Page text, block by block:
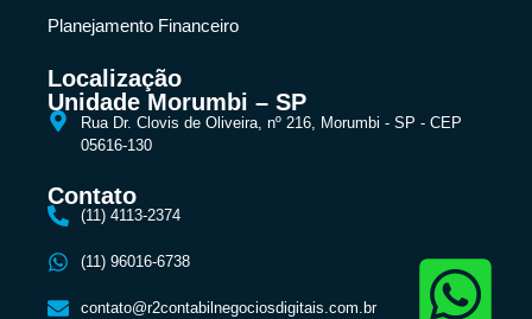
Planejamento Financeiro
Localização
Unidade Morumbi – SP
Rua Dr. Clovis de Oliveira, nº 216, Morumbi - SP - CEP
05616-130
Contato
(11) 4113-2374
(11) 96016-6738
contato@r2contabilnegociosdigitais.com.br